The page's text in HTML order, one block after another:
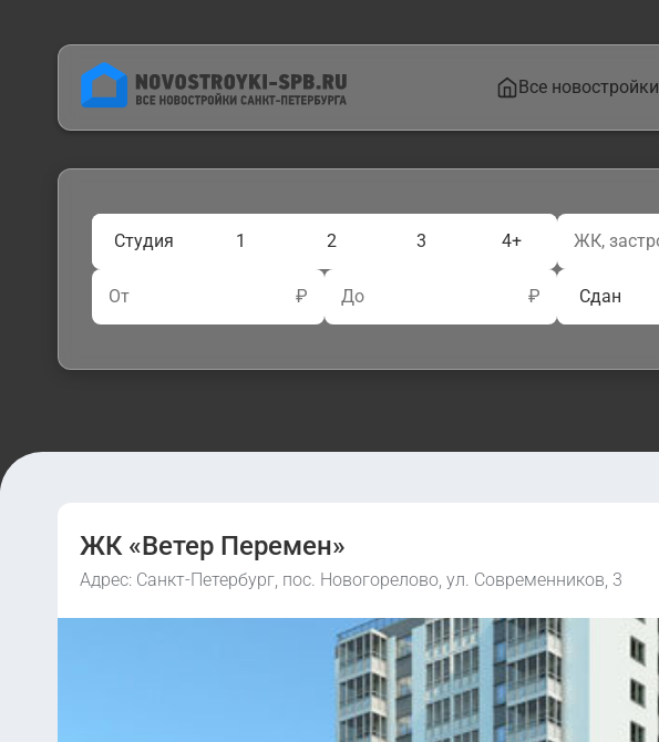
Все новостройки
Студия 1 2 3 4+
От ₽ До ₽ Сдан
ЖК «Ветер Перемен»
Адрес: Санкт-Петербург, пос. Новогорелово, ул. Современников, 3